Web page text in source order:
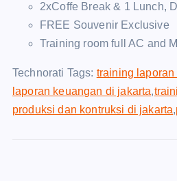
2xCoffe Break & 1 Lunch,
FREE Souvenir Exclusive
Training room full AC and
Technorati Tags: training
laporan keuangan di jakarta,
produksi dan kontruksi di jakarta,